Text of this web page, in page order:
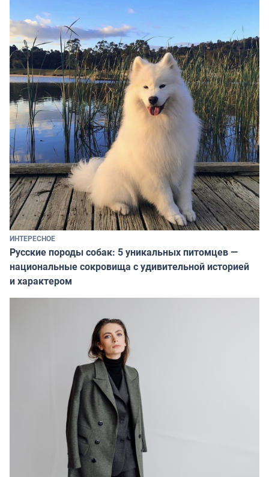
ИНТЕРЕСНОЕ
Русские породы собак: 5 уникальных питомцев —
национальные сокровища с удивительной историей
и характером